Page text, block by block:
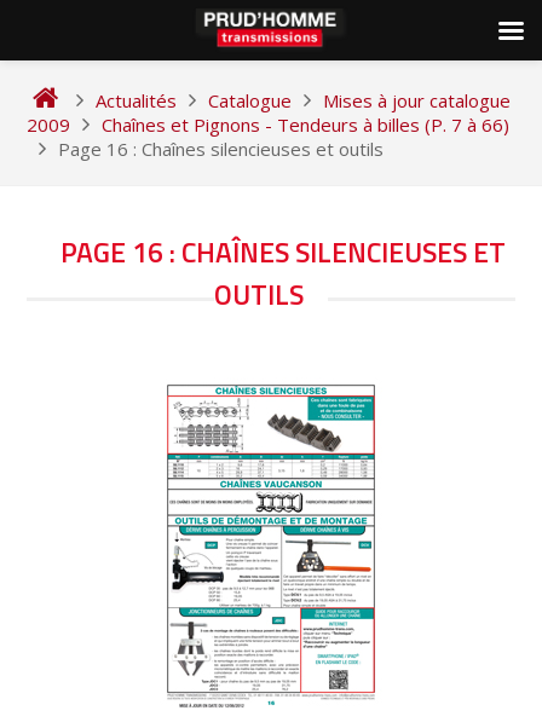
content
Actualités Catalogue
Mises à jour catalogue
2009
Chaînes et Pignons - Tendeurs à billes (P. 7 à 66)
Page 16 : Chaînes silencieuses et outils
PAGE 16 : CHAÎNES SILENCIEUSES ET
OUTILS
NAVIGATION